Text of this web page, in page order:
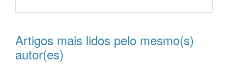
Artigos mais lidos pelo mesmo(s)
autor(es)